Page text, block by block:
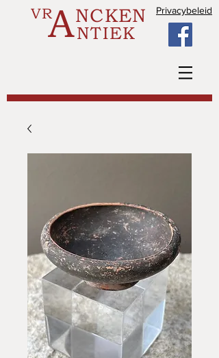
VRANTIEK
Privacybeleid
NCKEN